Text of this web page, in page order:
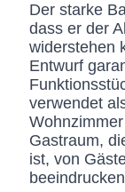
Der starke
dass er der
widerstehen
Entwurf
verwendet
Gastraum,
ist, von